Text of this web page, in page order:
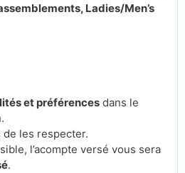
Ladies/Men’s
et préférences dans le
les respecter.
l’acompte versé vous sera
.